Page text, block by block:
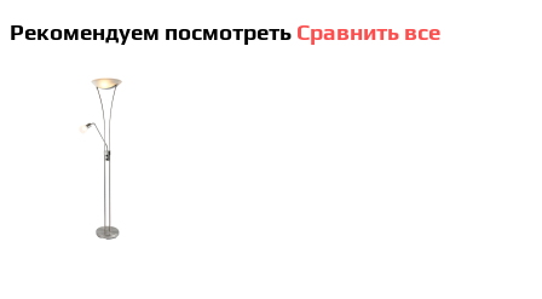
Рекомендуем посмотреть Сравнить все